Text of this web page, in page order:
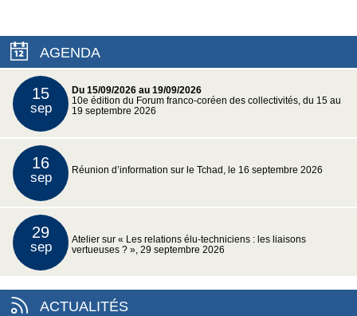
AGENDA
15
sep
Du 15/09/2026 au 19/09/2026
10e édition du Forum franco-coréen des collectivités, du 15 au
19 septembre 2026
16
sep Réunion d’information sur le Tchad, le 16 septembre 2026
29
sep
Atelier sur « Les relations élu-techniciens : les liaisons
vertueuses ? », 29 septembre 2026
ACTUALITÉS